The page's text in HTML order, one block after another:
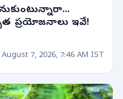
ప్రయోజనాలు ఇవే!
August 7, 2026, 7:46 AM IST